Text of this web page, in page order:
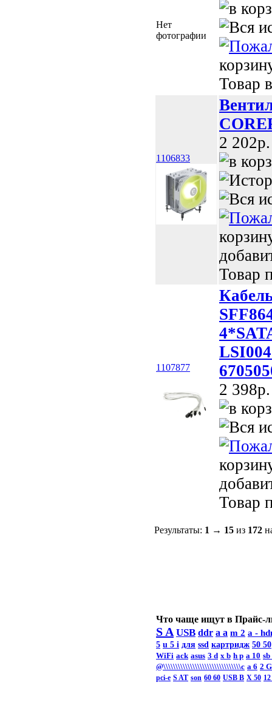
Нет
фотографии
Товар
1106833
2 202p.
Товар
1107877
2 398p.
Товар
Результаты: 1 → 15 из 172
Что чаще ищут в Прайс-
S A USB ddr a a m 2 a -
5 u 5 i для ssd картридж 50 50
WiFi ack asus 3 d x b h p a 10 sb
@\\\\\\\\\\\\\\\\\\\\\\\\\\\\\\\\c а 6 2
pci-e S AT son 60 60 USB B X 50